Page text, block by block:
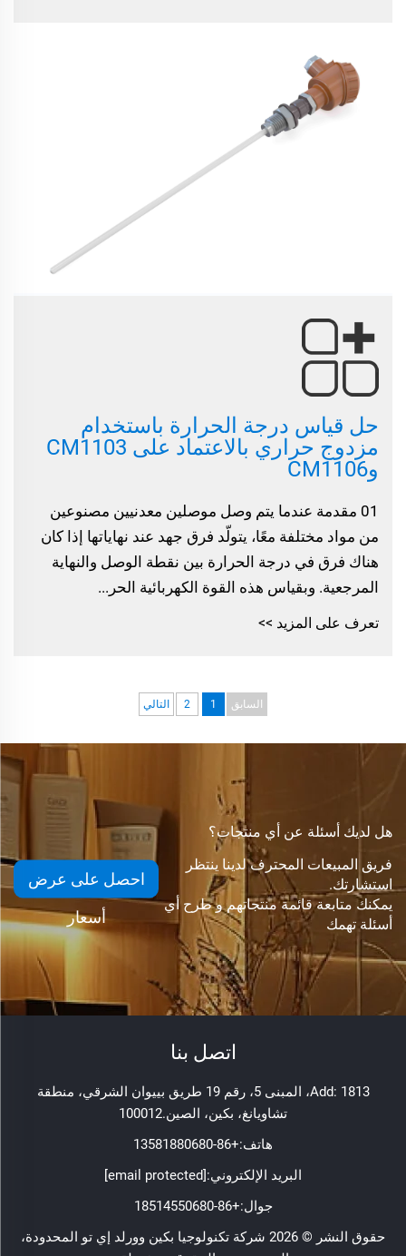
حل قياس درجة الحرارة باستخدام
مزدوج حراري بالاعتماد على CM1103
وCM1106
01 مقدمة عندما يتم وصل موصلين معدنيين مصنوعين
من مواد مختلفة معًا، يتولّد فرق جهد عند نهاياتها إذا كان
هناك فرق في درجة الحرارة بين نقطة الوصل والنهاية
المرجعية. وبقياس هذه القوة الكهربائية الحر...
تعرف على المزيد >>
السابق 1
2 التالي
هل لديك أسئلة عن أي منتجات؟
فريق المبيعات المحترف لدينا ينتظر
استشارتك.
يمكنك متابعة قائمة منتجاتهم و طرح أي
أسئلة تهمك
احصل على عرض
أسعار
اتصل بنا
Add: 1813، المبنى 5، رقم 19 طريق بييوان الشرقي، منطقة
تشاويانغ، بكين، الصين.100012
هاتف:+86-13581880680
البريد الإلكتروني:[email protected]
جوال:+86-18514550680
حقوق النشر © 2026 شركة تكنولوجيا بكين وورلد إي تو المحدودة،